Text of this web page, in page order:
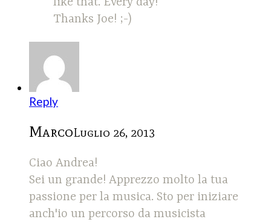
Thanks Joe! ;-)
Reply
MarcoLuglio 26, 2013
Ciao Andrea!
Sei un grande! Apprezzo molto la tua
passione per la musica. Sto per iniziare
anch'io un percorso da musicista